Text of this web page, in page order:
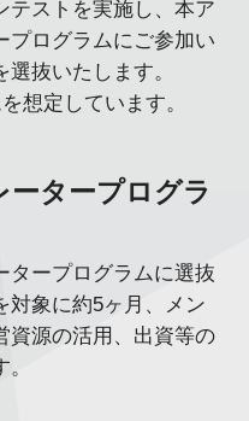
テストを実施し、本ア
プログラムにご参加い
抜いたします。
想定しています。
ータープログラ
タープログラムに選抜
対象に約5ヶ月、メン
資源の活用、出資等の